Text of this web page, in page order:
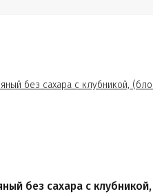
без сахара с клубникой,